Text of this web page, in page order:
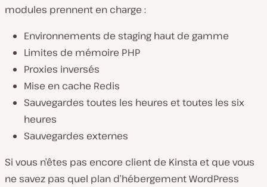
modules prennent en charge :
Environnements de staging haut de gamme
Limites de mémoire PHP
Proxies inversés
Mise en cache Redis
Sauvegardes toutes les heures et toutes les six
heures
Sauvegardes externes
Si vous n’êtes pas encore client de Kinsta et que vous
ne savez pas quel plan d’hébergement WordPress